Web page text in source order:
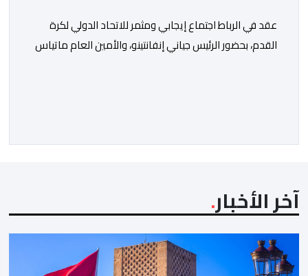
عقد في الرباط اجتماع إيجابي ومثمر للاتحاد الدولي لكرة
القدم، بحضور الرئيس جياني إنفانتينو، والأمين العام ماتياس
المسؤول الوحيد المباشر والمنتخب من قِبل 211 اتحادا […]
آخر الأخبار